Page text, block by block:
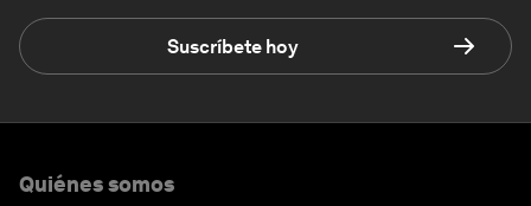
Suscríbete hoy
Quiénes somos